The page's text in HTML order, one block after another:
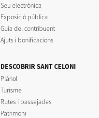
Seu electrònica
Exposició pública
Guia del contribuent
Ajuts i bonificacions
DESCOBRIR SANT CELONI
Plànol
Turisme
Rutes i passejades
Patrimoni